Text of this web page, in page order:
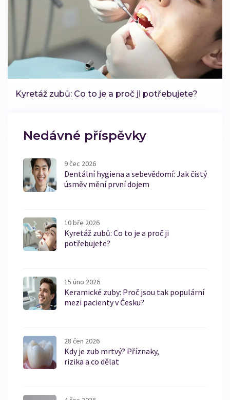
Kyretáž zubů: Co to je a proč ji potřebujete?
Nedávné příspěvky
9 čec 2026
Dentální hygiena a sebevědomí: Jak čistý
úsměv mění první dojem
10 bře 2026
Kyretáž zubů: Co to je a proč ji
potřebujete?
15 úno 2026
Keramické zuby: Proč jsou tak populární
mezi pacienty v Česku?
28 čen 2026
Kdy je zub mrtvý? Příznaky,
rizika a co dělat